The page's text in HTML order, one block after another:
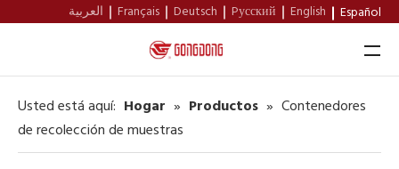
العربية Français Deutsch Pусский English Español
Hogar
Productos
Usted está aquí: Hogar » Productos » Contenedores
de recolección de muestras